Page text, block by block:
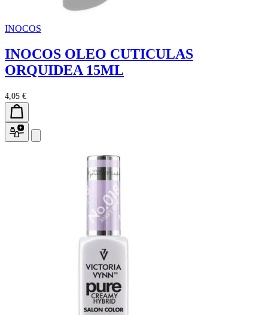
INOCOS
INOCOS OLEO CUTICULAS
ORQUIDEA 15ML
4,05 €